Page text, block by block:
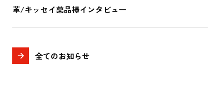
革/キッセイ薬品様インタビュー
全てのお知らせ